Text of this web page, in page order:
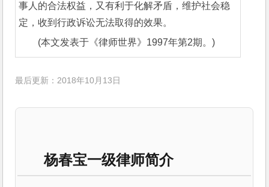
事人的合法权益，又有利于化解矛盾，维护社会稳
定，收到行政诉讼无法取得的效果。
(本文发表于《律师世界》1997年第2期。)
最后更新：2018年10月13日
杨春宝一级律师简介